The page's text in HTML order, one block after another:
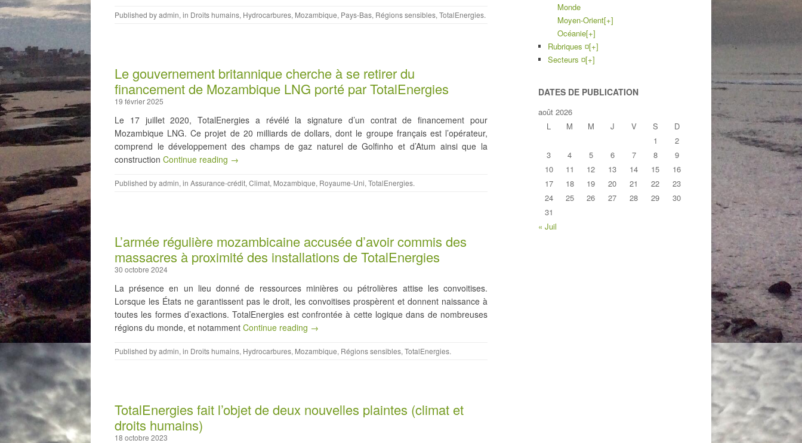
Published byadmin, in Droits humains, Hydrocarbures, Mozambique, Pays-Bas, Régions sensibles, TotalEnergies.
Le gouvernement britannique cherche à se retirer du
financement de Mozambique LNG porté par TotalEnergies
19 février 2025
Le 17 juillet 2020, TotalEnergies a révélé la signature d’un contrat de financement pour
Mozambique LNG. Ce projet de 20 milliards de dollars, dont le groupe français est l’opérateur,
comprend le développement des champs de gaz naturel de Golfinho et d’Atum ainsi que la
construction Continue reading →
Published byadmin, in Assurance-crédit, Climat, Mozambique, Royaume-Uni, TotalEnergies.
L’armée régulière mozambicaine accusée d’avoir commis des
massacres à proximité des installations de TotalEnergies
30 octobre 2024
La présence en un lieu donné de ressources minières ou pétrolières attise les convoitises.
Lorsque les États ne garantissent pas le droit, les convoitises prospèrent et donnent naissance à
toutes les formes d’exactions. TotalEnergies est confrontée à cette logique dans de nombreuses
régions du monde, et notamment Continue reading →
Published byadmin, in Droits humains, Hydrocarbures, Mozambique, Régions sensibles, TotalEnergies.
TotalEnergies fait l’objet de deux nouvelles plaintes (climat et
droits humains)
18 octobre 2023
Monde
Moyen-Orient[+]
Océanie[+]
Rubriques ¤[+]
Secteurs ¤[+]
DATES DE PUBLICATION
août 2026
L
M M J V S
D
1
2
3
4 5 6 7 8
9
10
11 12 13 14 15
16
17
18 19 20 21 22
23
24
25 26 27 28 29
30
31
« Juil